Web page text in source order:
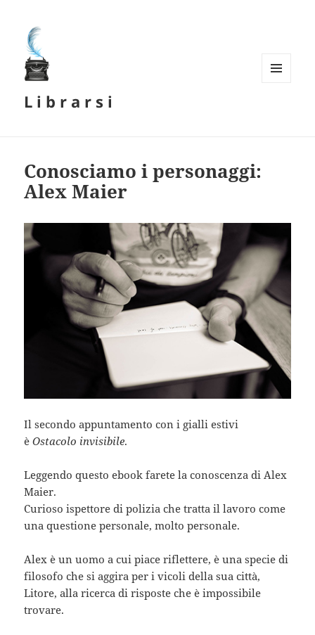
L i b r a r s i
Conosciamo i personaggi:
Alex Maier
Il secondo appuntamento con i gialli estivi
èOstacolo invisibile.
Leggendo questo ebook farete la conoscenza di Alex
Maier.
Curioso ispettore di polizia che tratta il lavoro come
una questione personale, molto personale.
Alex è un uomo a cui piace riflettere, è una specie di
filosofo che si aggira per i vicoli della sua città,
Litore, alla ricerca di risposte che è impossibile
trovare.